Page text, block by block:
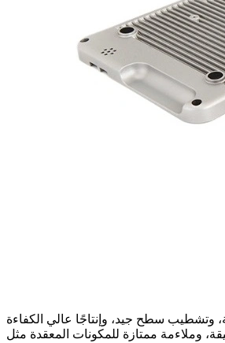
وتشطيب سطح جيد، وإنتاجًا عالي الكفاءة
وملاءمة ممتازة للمكونات المعقدة مثل